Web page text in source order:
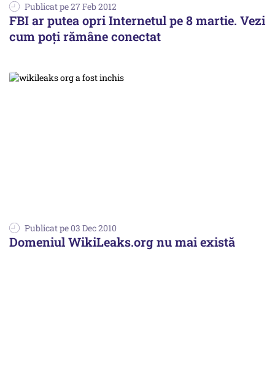
Publicat pe 27 Feb 2012
FBI ar putea opri Internetul pe 8 martie. Vezi
cum poți rămâne conectat
Publicat pe 03 Dec 2010
Domeniul WikiLeaks.org nu mai există